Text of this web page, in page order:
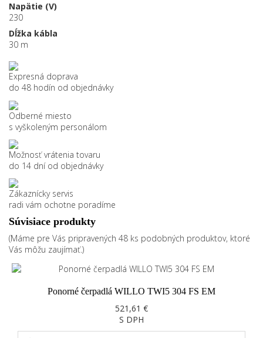
Napätie (V)
230
Dĺžka kábla
30 m
Expresná doprava
do 48 hodín od objednávky
Odberné miesto
s vyškoleným personálom
Možnosť vrátenia tovaru
do 14 dní od objednávky
Zákaznícky servis
radi vám ochotne poradíme
Súvisiace produkty
(Máme pre Vás pripravených 48 ks podobných produktov, ktoré
Vás môžu zaujímať.)
Ponorné čerpadlá WILLO TWI5 304 FS EM
521,61 €
S DPH